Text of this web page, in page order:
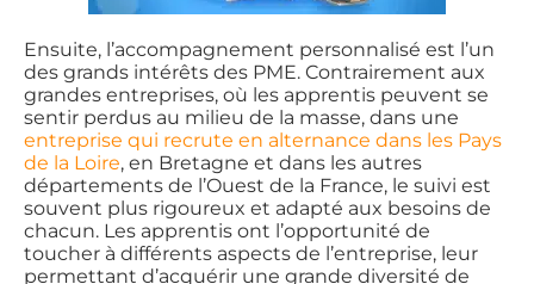
Ensuite, l’accompagnement personnalisé est l’un
des grands intérêts des PME. Contrairement aux
grandes entreprises, où les apprentis peuvent se
sentir perdus au milieu de la masse, dans une
entreprise qui recrute en alternance dans les Pays
de la Loire, en Bretagne et dans les autres
départements de l’Ouest de la France, le suivi est
souvent plus rigoureux et adapté aux besoins de
chacun. Les apprentis ont l’opportunité de
toucher à différents aspects de l’entreprise, leur
permettant d’acquérir une grande diversité de